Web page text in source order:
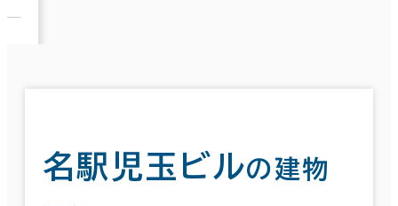
名駅児玉ビルの建物